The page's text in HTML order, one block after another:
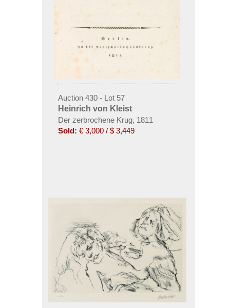
Auction 430 - Lot 57
Heinrich von Kleist
Der zerbrochene Krug, 1811
Sold: € 3,000 / $ 3,449